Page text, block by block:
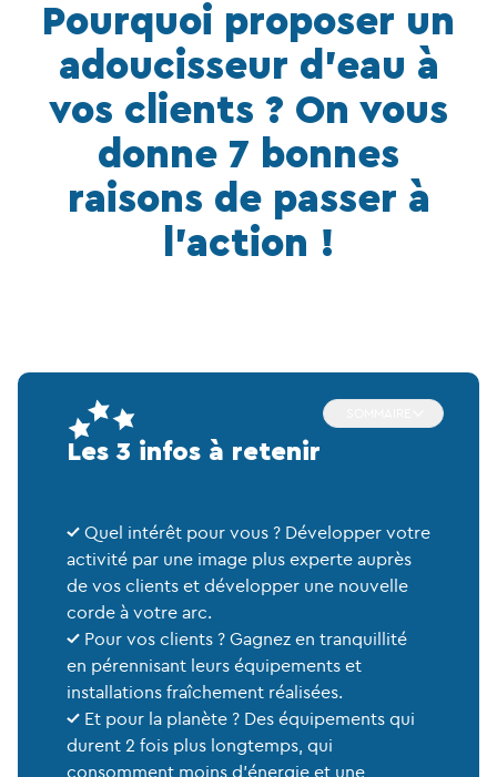
Pourquoi proposer un
adoucisseur d’eau à
vos clients ? On vous
donne 7 bonnes
raisons de passer à
l’action !
Les 3 infos à retenir
Quel intérêt pour vous ? Développer votre
activité par une image plus experte auprès
de vos clients et développer une nouvelle
corde à votre arc.
Pour vos clients ? Gagnez en tranquillité
en pérennisant leurs équipements et
installations fraîchement réalisées.
Et pour la planète ? Des équipements qui
durent 2 fois plus longtemps, qui
consomment moins d’énergie et une